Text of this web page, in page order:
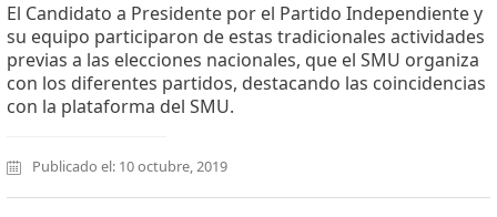
El Candidato a Presidente por el Partido Independiente y
su equipo participaron de estas tradicionales actividades
previas a las elecciones nacionales, que el SMU organiza
con los diferentes partidos, destacando las coincidencias
con la plataforma del SMU.
Publicado el: 10 octubre, 2019